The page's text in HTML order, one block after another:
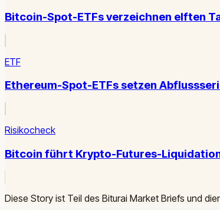
Bitcoin-Spot-ETFs verzeichnen elften
ETF
Ethereum-Spot-ETFs setzen
Risikocheck
Bitcoin führt Krypto-Futures-
Diese Story ist Teil des Biturai Market Briefs und